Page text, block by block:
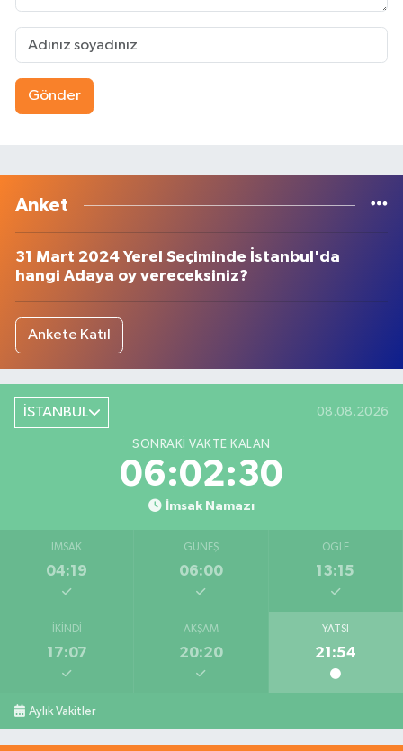
Gönder
Anket
31 Mart 2024 Yerel Seçiminde İstanbul'da
hangi Adaya oy vereceksiniz?
Ankete Katıl
İSTANBUL 08.08.2026
SONRAKI VAKTE KALAN
06:02:29
İmsak Namazı
İMSAK
04:19
GÜNEŞ
06:00
ÖĞLE
13:15
İKINDI
17:07
AKŞAM
20:20
YATSI
21:54
Aylık Vakitler